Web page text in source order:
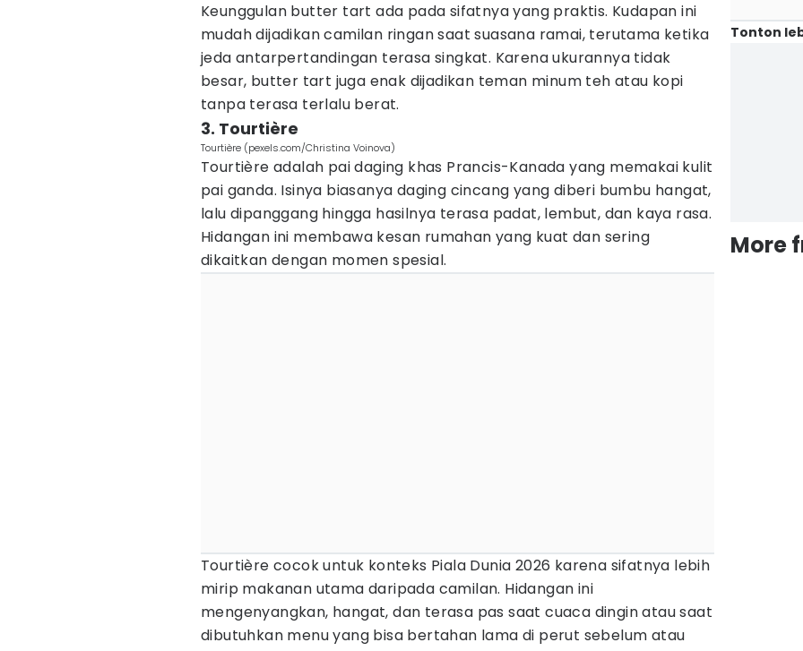
Keunggulan butter tart ada pada sifatnya yang praktis. Kudapan ini
mudah dijadikan camilan ringan saat suasana ramai, terutama ketika
jeda antarpertandingan terasa singkat. Karena ukurannya tidak
besar, butter tart juga enak dijadikan teman minum teh atau kopi
tanpa terasa terlalu berat.
3. Tourtière
Tourtière (pexels.com/Christina Voinova)
Tourtière adalah pai daging khas Prancis-Kanada yang memakai kulit
pai ganda. Isinya biasanya daging cincang yang diberi bumbu hangat,
lalu dipanggang hingga hasilnya terasa padat, lembut, dan kaya rasa.
Hidangan ini membawa kesan rumahan yang kuat dan sering
dikaitkan dengan momen spesial.
Tourtière cocok untuk konteks Piala Dunia 2026 karena sifatnya lebih
mirip makanan utama daripada camilan. Hidangan ini
mengenyangkan, hangat, dan terasa pas saat cuaca dingin atau saat
dibutuhkan menu yang bisa bertahan lama di perut sebelum atau
Tonton
More